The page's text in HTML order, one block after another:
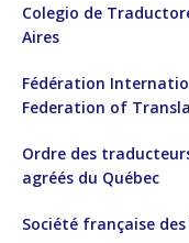
Colegio de
Aires
Fédération
Federation of
Ordre des
agréés du Québec
Société française